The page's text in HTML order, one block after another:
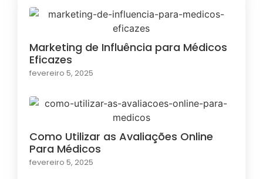
Marketing de Influência para Médicos
Eficazes
fevereiro 5, 2025
Como Utilizar as Avaliações Online
Para Médicos
fevereiro 5, 2025